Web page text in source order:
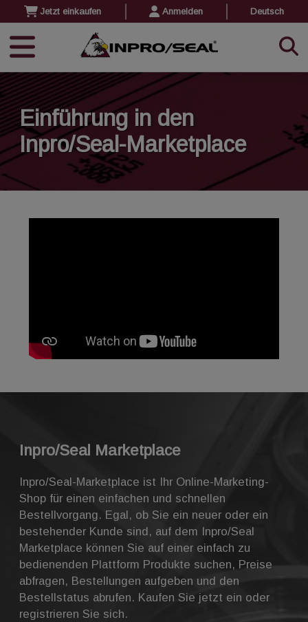
Jetzt einkaufen Anmelden Deutsch
Einführung in den
Inpro/Seal-Marketplace
Inpro/Seal Marketplace
Inpro/Seal-Marketplace ist Ihr Online-Marketing-
Shop für einen einfachen und schnellen
Bestellvorgang. Egal, ob Sie ein neuer oder ein
bestehender Kunde sind, auf dem Inpro/Seal
Marketplace können Sie auf einer einfach zu
bedienenden Plattform Produkte suchen, Preise
abfragen, Bestellungen aufgeben und den
Bestellstatus abrufen. Kaufen Sie jetzt ein oder
registrieren Sie sich.